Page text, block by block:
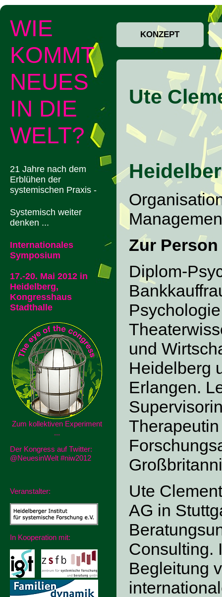
WIE
KOMMT
NEUES
IN DIE
WELT?
21 Jahre nach dem
Erblühen der
systemischen Praxis -
Systemisch weiter
denken ...
Internationales
Symposium
17.-20. Mai 2012 in
Heidelberg,
Kongresshaus
Stadthalle
Zum kollektiven Experiment
...
Der Kongress auf Twitter:
@NeuesinWelt #niw2012
Veranstalter:
In Kooperation mit:
KONZEPT
Ute
Zur Person
Diplom-
und
Heidelberg
Erlangen.
Ute
AG in
Consulting.
Begleitung